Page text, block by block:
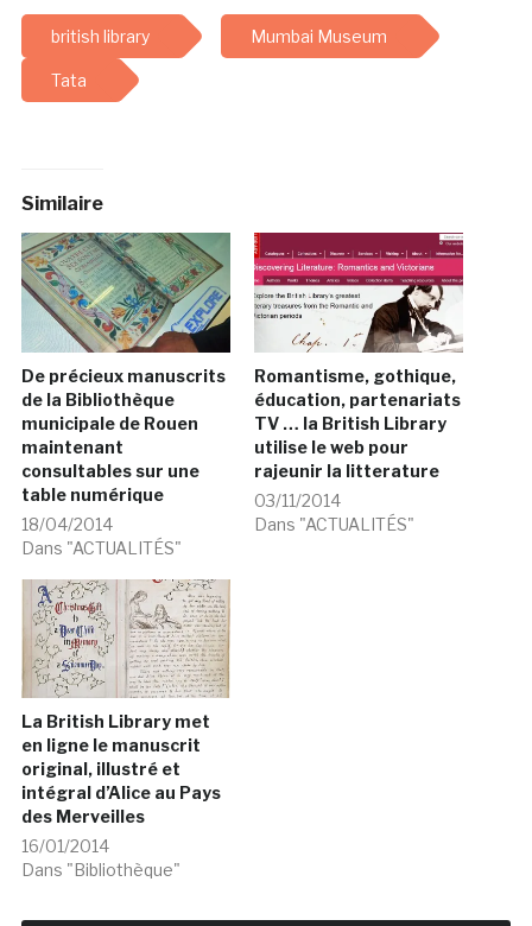
british library Mumbai Museum
Tata
Similaire
De précieux manuscrits
de la Bibliothèque
municipale de Rouen
maintenant
consultables sur une
table numérique
18/04/2014
Dans "ACTUALITÉS"
Romantisme, gothique,
éducation, partenariats
TV … la British Library
utilise le web pour
rajeunir la litterature
03/11/2014
Dans "ACTUALITÉS"
La British Library met
en ligne le manuscrit
original, illustré et
intégral d’Alice au Pays
des Merveilles
16/01/2014
Dans "Bibliothèque"